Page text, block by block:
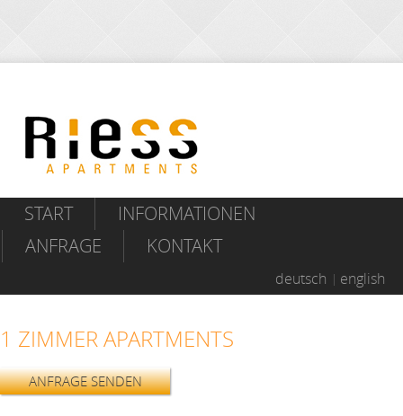
START
INFORMATIONEN
ANFRAGE
KONTAKT
deutsch english
1 ZIMMER APARTMENTS
ANFRAGE SENDEN